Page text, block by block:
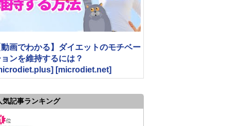
動画でわかる】ダイエットのモチベー
ンを維持するには？
[microdiet.net]
気記事ランキング